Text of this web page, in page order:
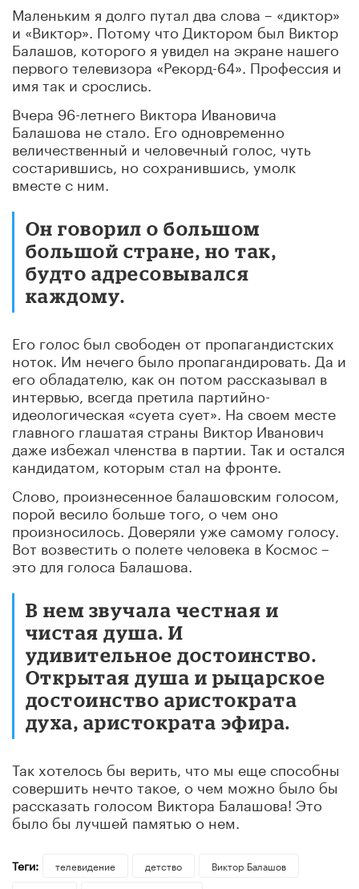
Маленьким я долго путал два слова – «диктор»
и «Виктор». Потому что Диктором был Виктор
Балашов, которого я увидел на экране нашего
первого телевизора «Рекорд-64». Профессия и
имя так и срослись.
Вчера 96-летнего Виктора Ивановича
Балашова не стало. Его одновременно
величественный и человечный голос, чуть
состарившись, но сохранившись, умолк
вместе с ним.
Он говорил о большом
большой стране, но так,
будто адресовывался
каждому.
Его голос был свободен от пропагандистских
ноток. Им нечего было пропагандировать. Да и
его обладателю, как он потом рассказывал в
интервью, всегда претила партийно-
идеологическая «суета сует». На своем месте
главного глашатая страны Виктор Иванович
даже избежал членства в партии. Так и остался
кандидатом, которым стал на фронте.
Слово, произнесенное балашовским голосом,
порой весило больше того, о чем оно
произносилось. Доверяли уже самому голосу.
Вот возвестить о полете человека в Космос –
это для голоса Балашова.
В нем звучала честная и
чистая душа. И
удивительное достоинство.
Открытая душа и рыцарское
достоинство аристократа
духа, аристократа эфира.
Так хотелось бы верить, что мы еще способны
совершить нечто такое, о чем можно было бы
рассказать голосом Виктора Балашова! Это
было бы лучшей памятью о нем.
Теги: телевидение детство
Виктор Балашов